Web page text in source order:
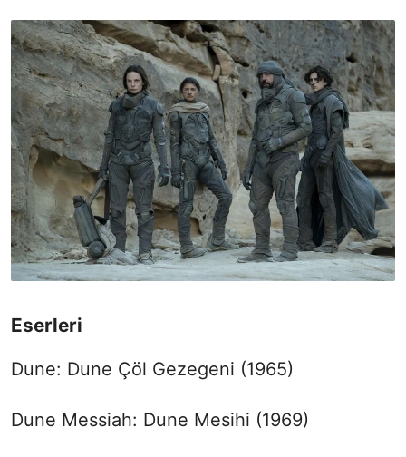
Eserleri
Dune: Dune Çöl Gezegeni (1965)
Dune Messiah: Dune Mesihi (1969)